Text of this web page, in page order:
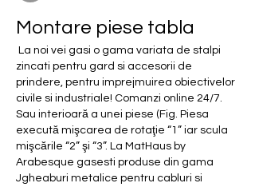
Montare piese tabla
zincati pentru gard si accesorii de
prindere, pentru imprejmuirea obiectivelor
civile si industriale! Comanzi online 24/7.
Sau interioară a unei piese (Fig. Piesa
execută mişcarea de rotaţie “1” iar scula
mişcările “2” şi “3”. La MatHaus by
Arabesque gasesti produse din gama
Jgheaburi metalice pentru cabluri si